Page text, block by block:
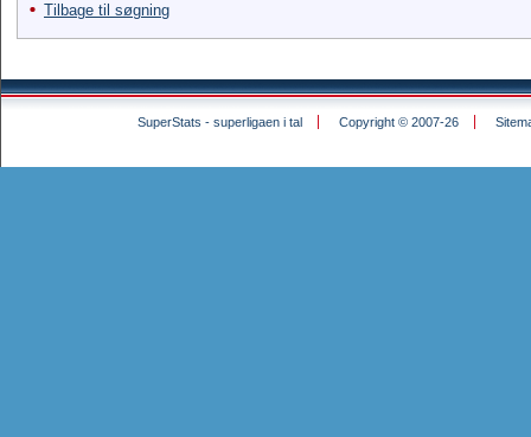
Tilbage til søgning
SuperStats - superligaen i tal Copyright © 2007-26